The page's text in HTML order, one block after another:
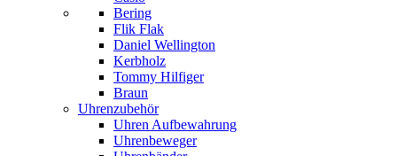
Bering
Flik Flak
Daniel Wellington
Kerbholz
Tommy Hilfiger
Braun
Uhrenzubehör
Uhren Aufbewahrung
Uhrenbeweger